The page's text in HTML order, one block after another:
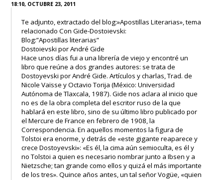
18:10, OCTUBRE 23, 2011
Te adjunto, extractado del blog:»Apostillas Literarias», tema
relacionado Con Gide-Dostoievski:
Blog:”Apostillas literarias”
Dostoievski por André Gide
Hace unos días fui a una librería de viejo y encontré un
libro que reúne a dos grandes autores: se trata de
Dostoyevski por André Gide. Artículos y charlas, Trad. de
Nicole Vaïsse y Octavio Torija (México: Universidad
Autónoma de Tlaxcala, 1987). Gide nos aclara al inicio que
no es de la obra completa del escritor ruso de la que
hablará en este libro, sino de su último libro publicado por
el Mercure de France en febrero de 1908, la
Correspondencia. En aquellos momentos la figura de
Tolstoi era enorme, y detrás de «este gigante reaparece y
crece Dostoyevski»: «Es él, la cima aún semioculta, es él y
no Tolstoi a quien es necesario nombrar junto a Ibsen y a
Nietzsche; tan grande como ellos y quizá el más importante
de los tres». Quince años antes, un tal señor Vogüe, «quien